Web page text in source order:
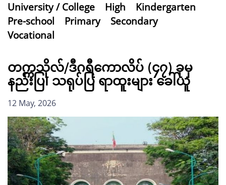
University / College High
Kindergarten
Pre-school
Primary
Secondary
Vocational
တက္ကသိုလ်/ဒီဂရီကောလိပ် (၄၇) ခုမှ
နည်းပြ၊ သရုပ်ပြ ရာထူးများ ခေါ်ယူ
12 May, 2026